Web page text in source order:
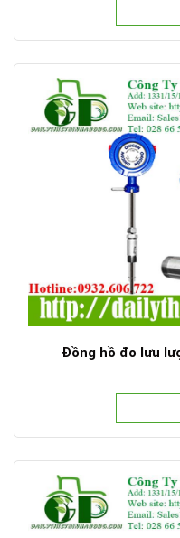
Đồng hồ đo lưu